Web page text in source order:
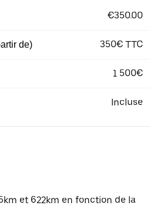
€350.00
de) 350€ TTC
1 500€
Incluse
et 622km en fonction de la